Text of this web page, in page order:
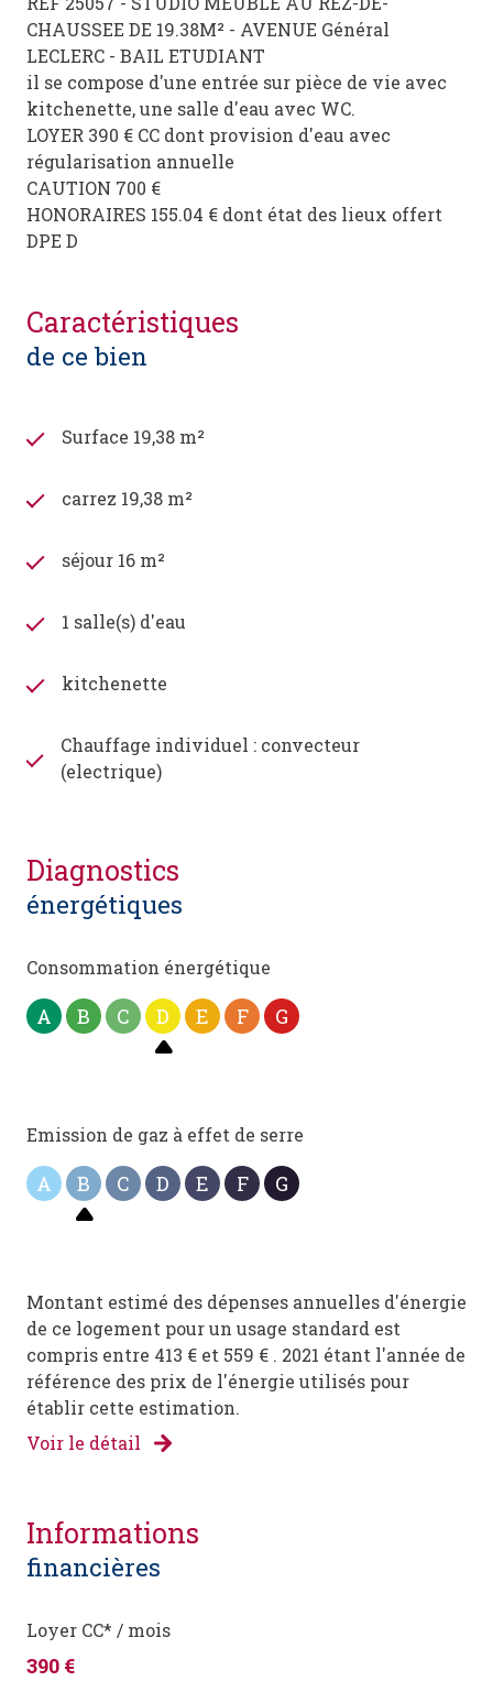
CHAUSSEE DE 19.38M² - AVENUE Général
LECLERC - BAIL ETUDIANT
il se compose d'une entrée sur pièce de vie avec
kitchenette, une salle d'eau avec WC.
LOYER 390 € CC dont provision d'eau avec
régularisation annuelle
CAUTION 700 €
HONORAIRES 155.04 € dont état des lieux offert
DPE D
caractéristiques
de ce bien
Surface 19,38 m²
carrez 19,38 m²
séjour 16 m²
1 salle(s) d'eau
kitchenette
Chauffage individuel : convecteur
(electrique)
diagnostics
énergétiques
Consommation énergétique
A B C D E F G
Emission de gaz à effet de serre
A B C D E F G
Montant estimé des dépenses annuelles d'énergie
de ce logement pour un usage standard est
compris entre 413 € et 559 € . 2021 étant l'année de
référence des prix de l'énergie utilisés pour
établir cette estimation.
Voir le détail
informations
financières
Loyer CC* / mois
390 €